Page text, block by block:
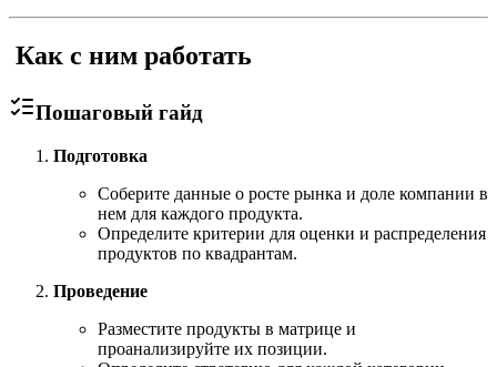
️ Как с ним работать
Пошаговый гайд
Подготовка
Соберите данные о росте рынка и доле компании в
нем для каждого продукта.
Определите критерии для оценки и распределения
продуктов по квадрантам.
Проведение
Разместите продукты в матрице и
проанализируйте их позиции.